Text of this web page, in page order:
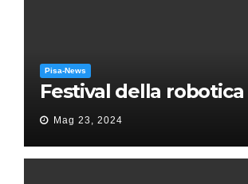
Pisa-News
Festival della robotica
Mag 23, 2024